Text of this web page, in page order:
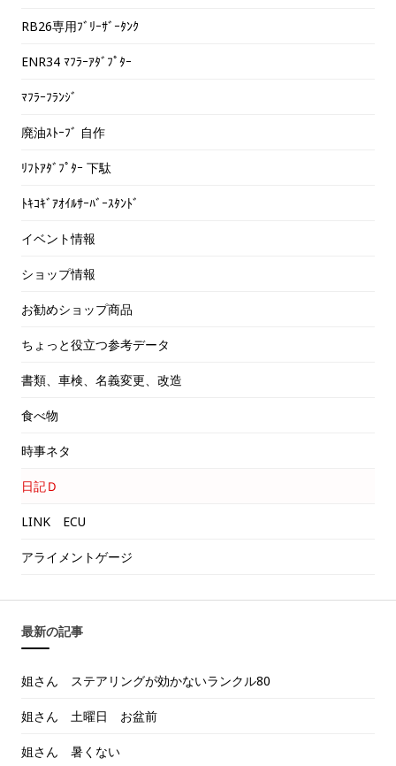
RB26専用ﾌﾞﾘｰｻﾞｰﾀﾝｸ
ENR34 ﾏﾌﾗｰｱﾀﾞﾌﾟﾀｰ
ﾏﾌﾗｰﾌﾗﾝｼﾞ
廃油ｽﾄｰﾌﾞ 自作
ﾘﾌﾄｱﾀﾞﾌﾟﾀｰ 下駄
ﾄｷｺｷﾞｱｵｲﾙｻｰﾊﾞｰｽﾀﾝﾄﾞ
イベント情報
ショップ情報
お勧めショップ商品
ちょっと役立つ参考データ
書類、車検、名義変更、改造
食べ物
時事ネタ
日記Ｄ
LINK ECU
アライメントゲージ
最新の記事
姐さん ステアリングが効かないランクル80
姐さん 土曜日 お盆前
姐さん 暑くない